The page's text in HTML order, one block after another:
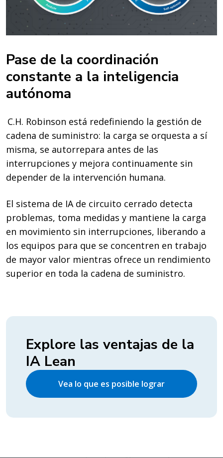
Pase de la coordinación
constante a la inteligencia
autónoma
C.H. Robinson está redefiniendo la gestión de
cadena de suministro: la carga se orquesta a sí
misma, se autorrepara antes de las
interrupciones y mejora continuamente sin
depender de la intervención humana.
El sistema de IA de circuito cerrado detecta
problemas, toma medidas y mantiene la carga
en movimiento sin interrupciones, liberando a
los equipos para que se concentren en trabajo
de mayor valor mientras ofrece un rendimiento
superior en toda la cadena de suministro.
Explore las ventajas de la
IA Lean
Vea lo que es posible lograr